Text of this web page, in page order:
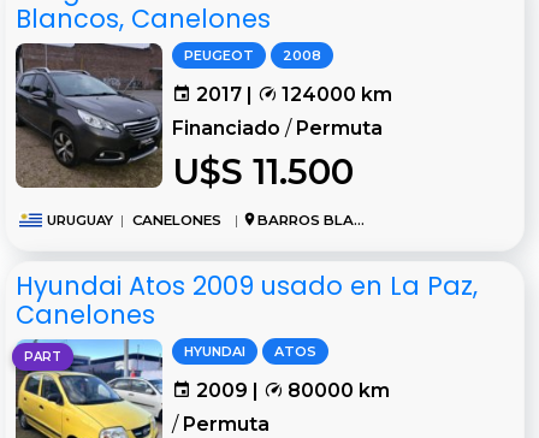
Blancos, Canelones
PEUGEOT 2008
2017 |
124000 km
Financiado / Permuta
U$S 11.500
URUGUAY | CANELONES | BARROS BLANCOS
Hyundai Atos 2009 usado en La Paz,
Canelones
PART HYUNDAI ATOS
2009 |
80000 km
/ Permuta